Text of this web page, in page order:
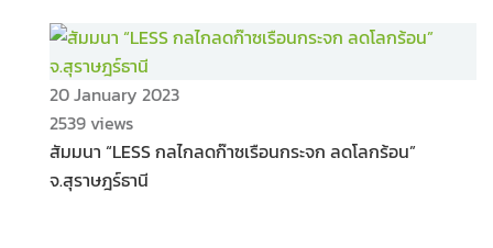
20 January 2023
2539 views
สัมมนา “LESS กลไกลดก๊าซเรือนกระจก ลดโลกร้อน”
จ.สุราษฎร์ธานี